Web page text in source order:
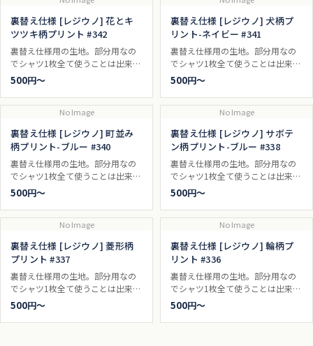
裏替え仕様 [レジウノ] 花とキ
ツツキ柄プリント #342
裏替え仕様用の生地。部分用なの
でシャツ1枚全て使うことは出来ま
せん。
500円〜
裏替え仕様 [レジウノ] 犬柄プ
リント-ネイビー #341
裏替え仕様用の生地。部分用なの
でシャツ1枚全て使うことは出来ま
せん。
500円〜
No Image
裏替え仕様 [レジウノ] 町並み
柄プリント-ブルー #340
裏替え仕様用の生地。部分用なの
でシャツ1枚全て使うことは出来ま
せん。
500円〜
No Image
裏替え仕様 [レジウノ] サボテ
ン柄プリント-ブルー #338
裏替え仕様用の生地。部分用なの
でシャツ1枚全て使うことは出来ま
せん。
500円〜
No Image
裏替え仕様 [レジウノ] 菱形柄
プリント #337
裏替え仕様用の生地。部分用なの
でシャツ1枚全て使うことは出来ま
せん。
500円〜
No Image
裏替え仕様 [レジウノ] 輪柄プ
リント #336
裏替え仕様用の生地。部分用なの
でシャツ1枚全て使うことは出来ま
せん。
500円〜